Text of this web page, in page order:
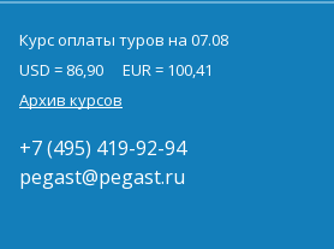
Курс оплаты туров на 07.08
USD = 86,90
EUR = 100,41
Архив курсов
+7 (495) 419-92-94
pegast@pegast.ru